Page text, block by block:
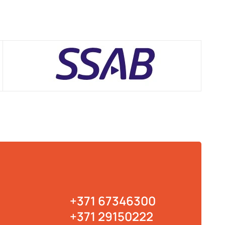
+371 67346300
+371 29150222